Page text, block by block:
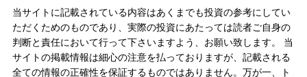
当サイトに記載されている内容はあくまでも投資の参考にしてい
ただくためのものであり、実際の投資にあたっては読者ご自身の
判断と責任において行って下さいますよう、お願い致します。 当
サイトの掲載情報は細心の注意を払っておりますが、記載される
全ての情報の正確性を保証するものではありません。万が一、ト